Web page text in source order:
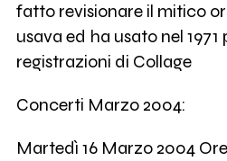
fatto revisionare il mitico
usava ed ha usato nel
registrazioni di Collage
Concerti Marzo 2004:
Martedì 16 Marzo 2004